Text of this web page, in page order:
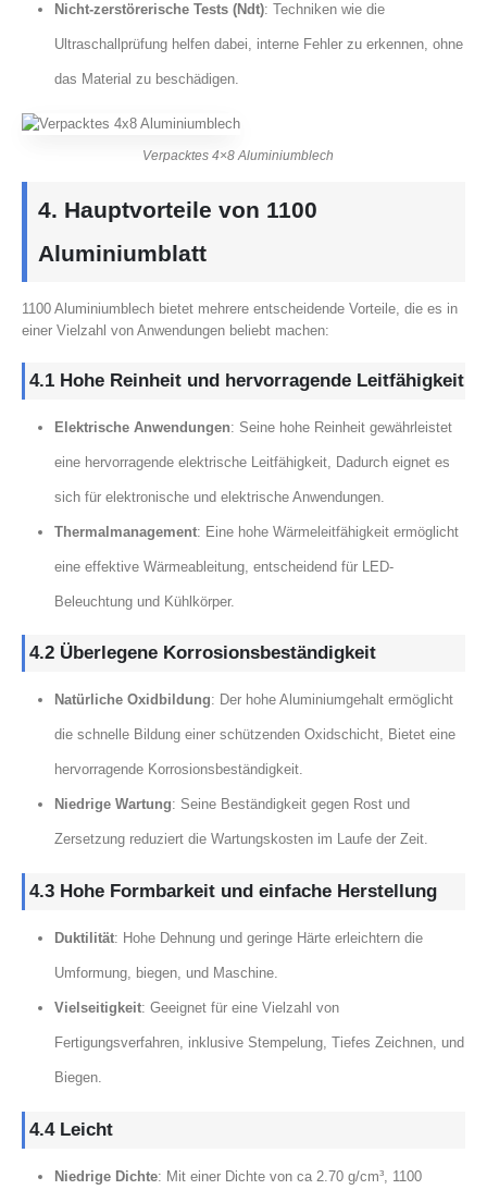
Nicht-zerstörerische Tests (Ndt): Techniken wie die
Ultraschallprüfung helfen dabei, interne Fehler zu erkennen, ohne
das Material zu beschädigen.
Verpacktes 4×8 Aluminiumblech
4. Hauptvorteile von 1100
Aluminiumblatt
1100 Aluminiumblech bietet mehrere entscheidende Vorteile, die es in
einer Vielzahl von Anwendungen beliebt machen:
4.1 Hohe Reinheit und hervorragende Leitfähigkeit
Elektrische Anwendungen: Seine hohe Reinheit gewährleistet
eine hervorragende elektrische Leitfähigkeit, Dadurch eignet es
sich für elektronische und elektrische Anwendungen.
Thermalmanagement: Eine hohe Wärmeleitfähigkeit ermöglicht
eine effektive Wärmeableitung, entscheidend für LED-
Beleuchtung und Kühlkörper.
4.2 Überlegene Korrosionsbeständigkeit
Natürliche Oxidbildung: Der hohe Aluminiumgehalt ermöglicht
die schnelle Bildung einer schützenden Oxidschicht, Bietet eine
hervorragende Korrosionsbeständigkeit.
Niedrige Wartung: Seine Beständigkeit gegen Rost und
Zersetzung reduziert die Wartungskosten im Laufe der Zeit.
4.3 Hohe Formbarkeit und einfache Herstellung
Duktilität: Hohe Dehnung und geringe Härte erleichtern die
Umformung, biegen, und Maschine.
Vielseitigkeit: Geeignet für eine Vielzahl von
Fertigungsverfahren, inklusive Stempelung, Tiefes Zeichnen, und
Biegen.
4.4 Leicht
Niedrige Dichte: Mit einer Dichte von ca 2.70 g/cm³, 1100